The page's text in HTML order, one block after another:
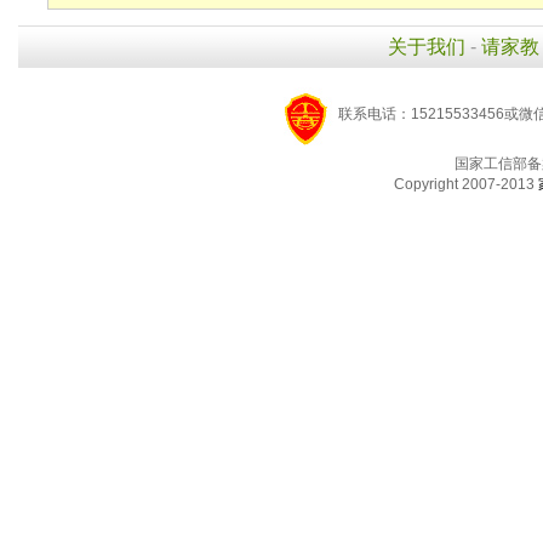
关于我们 - 请家教
联系电话：15215533456或微
国家工信部
Copyright 2007-2013